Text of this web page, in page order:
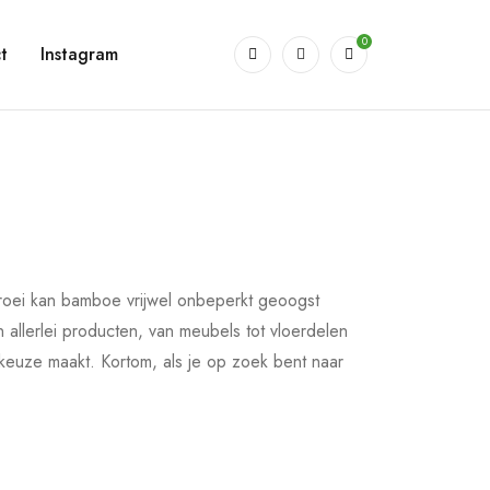
Instagram
0
kan bamboe vrijwel onbeperkt geoogst
producten, van meubels tot vloerdelen
maakt. Kortom, als je op zoek bent naar